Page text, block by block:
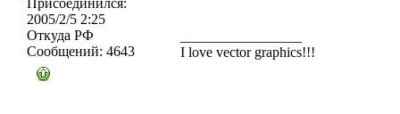
Присоединился:
2005/2/5 2:25
Откуда РФ
Сообщений: 4643
I love vector graphics!!!